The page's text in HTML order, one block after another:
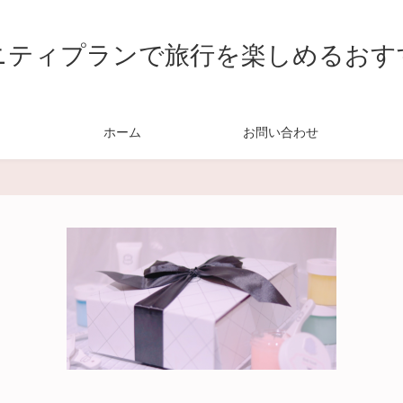
ティプランで旅行を楽しめるおす
ホーム お問い合わせ